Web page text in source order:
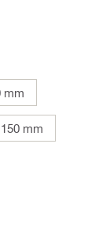
mm
150 mm